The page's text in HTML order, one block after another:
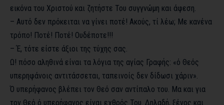
εικόνα του Χριστού και ζητήστε Του συγγνώμη και άφεση.
– Αυτό δεν πρόκειται να γίνει ποτέ! Ακούς, τί λέω; Με κανένα
τρόπο! Ποτέ! Ποτέ! Ουδέποτε!!!
– Έ, τότε είστε άξιοι της τύχης σας.
Ω! πόσο αληθινά είναι τα λόγια της αγίας Γραφής: «ό Θεός
υπερηφάνοις αντιτάσσεται, ταπεινοίς δεν δίδωσι χάριν».
Ό υπερήφανος βλέπει τον Θεό σαν αντίπαλο του. Μα και για
τον Θεό ό υπερήφανος είναι εχθρός Του. Δηλαδή, ξένος και